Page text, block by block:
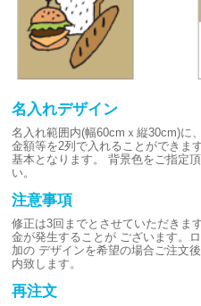
名入れデザイン
名入れ範囲内(幅60cmｘ縦30cm)に
金額等を2列で入れることができます
基本となります。
背景色をご指定
い。
注意事項
修正は3回までとさせていただきます
金が発生することが ございます。
加の デザインを希望の場合ご注文
内致します。
再注文